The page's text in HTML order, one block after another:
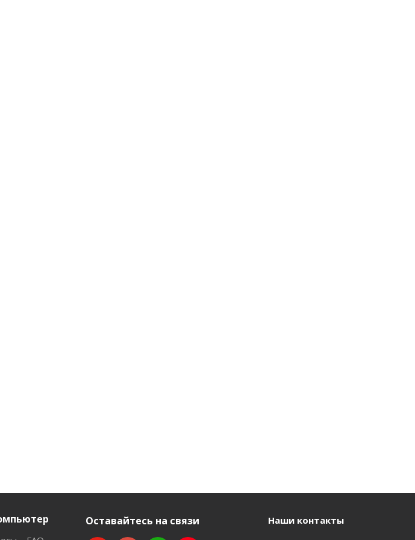
Оставайтесь на связи Наши контакты